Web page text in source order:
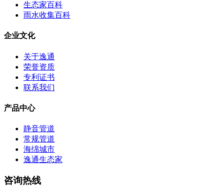
生态家百科
雨水收集百科
企业文化
关于逸通
荣誉资质
专利证书
联系我们
产品中心
静音管道
常规管道
海绵城市
逸通生态家
咨询热线